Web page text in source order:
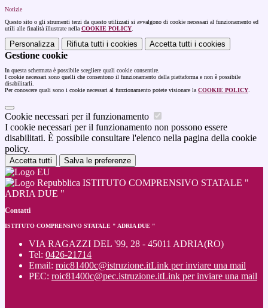
Notizie
Questo sito o gli strumenti terzi da questo utilizzati si avvalgono di cookie necessari al funzionamento ed
utili alle finalità illustrate nella COOKIE POLICY
Personalizza Rifiuta tutti i cookies Accetta tutti i cookies
Gestione cookie
In questa schermata è possibile scegliere quali cookie consentire.
I cookie necessari sono quelli che consentono il funzionamento della piattaforma e non è possibile
disabilitarli.
Per conoscere quali sono i cookie necessari al funzionamento potete visionare la COOKIE POLICY
Cookie necessari per il funzionamento
I cookie necessari per il funzionamento non possono essere
disabilitati. È possibile consultare l'elenco nella pagina della cookie
policy.
Accetta tutti Salva le preferenze
ISTITUTO COMPRENSIVO STATALE "
ADRIA DUE "
Contatti
ISTITUTO COMPRENSIVO STATALE " ADRIA DUE "
VIA RAGAZZI DEL '99, 28 - 45011 ADRIA(RO)
Tel: 0426-21714
Email: roic81400c@istruzione.itLink per inviare una mail
PEC: roic81400c@pec.istruzione.itLink per inviare una mail